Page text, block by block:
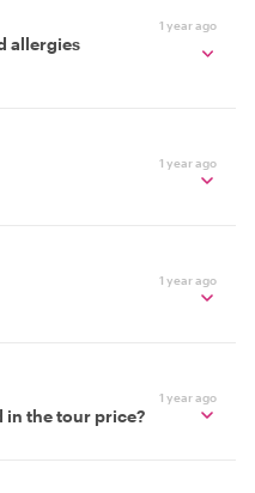
1 year ago
allergies
1 year ago
1 year ago
1 year ago
in the tour price?